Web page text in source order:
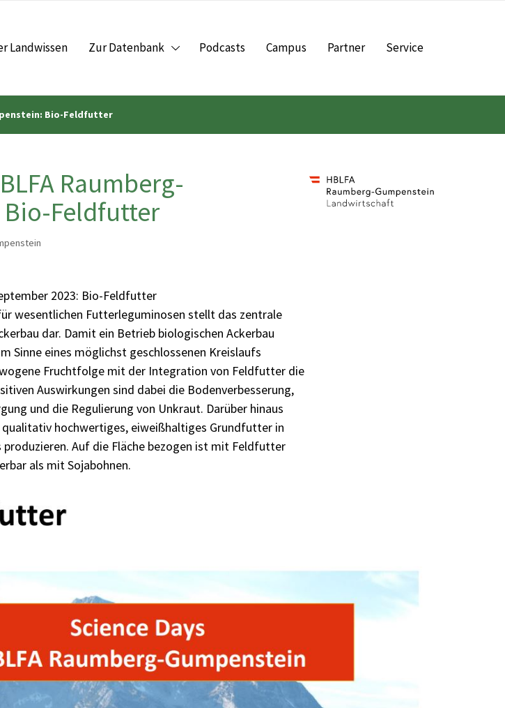
Landwissen Zur Datenbank Podcasts Campus Partner Service
Bio-Feldfutter
Raumberg-
Feldfutter
2023: Bio-Feldfutter
wesentlichen Futterleguminosen stellt das zentrale
dar. Damit ein Betrieb biologischen Ackerbau
Sinne eines möglichst geschlossenen Kreislaufs
Fruchtfolge mit der Integration von Feldfutter die
Auswirkungen sind dabei die Bodenverbesserung,
und die Regulierung von Unkraut. Darüber hinaus
hochwertiges, eiweißhaltiges Grundfutter in
Auf die Fläche bezogen ist mit Feldfutter
als mit Sojabohnen.